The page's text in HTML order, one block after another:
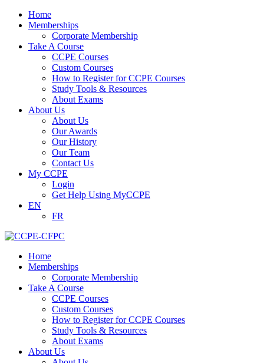
Home
Memberships
Corporate Membership
Take A Course
CCPE Courses
Custom Courses
How to Register for CCPE Courses
Study Tools & Resources
About Exams
About Us
About Us
Our Awards
Our History
Our Team
Contact Us
My CCPE
Login
Get Help Using MyCCPE
EN
FR
Home
Memberships
Corporate Membership
Take A Course
CCPE Courses
Custom Courses
How to Register for CCPE Courses
Study Tools & Resources
About Exams
About Us